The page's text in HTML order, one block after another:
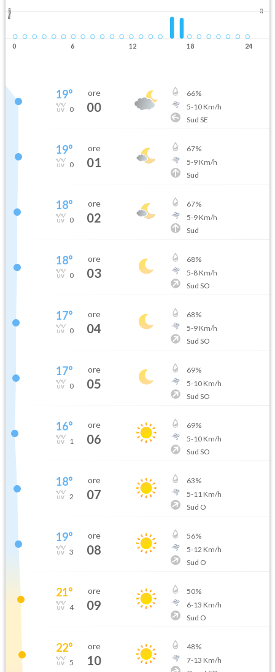
2.5
Pioggia
0 6 12 18 24
19°
0
ore
00
66%
5-10Km/h
Sud SE
19°
0
ore
01
67%
5-9Km/h
Sud
18°
0
ore
02
67%
5-9Km/h
Sud
18°
0
ore
03
68%
5-8Km/h
Sud SO
17°
0
ore
04
68%
5-9Km/h
Sud SO
17°
0
ore
05
69%
5-10Km/h
Sud SO
16°
1
ore
06
69%
5-10Km/h
Sud SO
18°
2
ore
07
63%
5-11 Km/h
Sud O
19°
3
ore
08
56%
5-12 Km/h
Sud O
21°
4
ore
09
50%
6-13 Km/h
Sud O
22°
5
ore
10
48%
7-13 Km/h